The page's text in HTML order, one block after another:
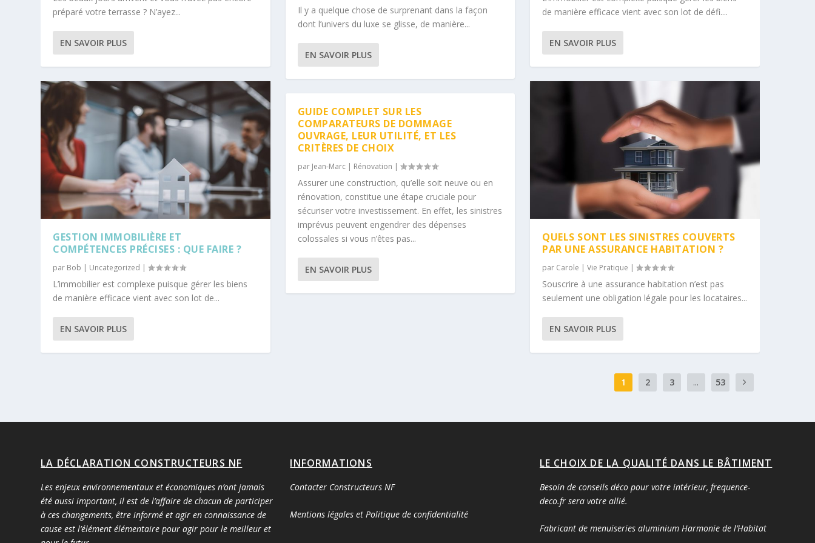
préparé votre terrasse ? N’ayez...
EN SAVOIR PLUS
GESTION IMMOBILIÈRE ET
COMPÉTENCES PRÉCISES : QUE FAIRE ?
par Bob | Uncategorized |
L’immobilier est complexe puisque gérer les biens
de manière efficace vient avec son lot de...
EN SAVOIR PLUS
Il y a quelque chose de surprenant dans la façon
dont l’univers du luxe se glisse, de manière...
EN SAVOIR PLUS
GUIDE COMPLET SUR LES
COMPARATEURS DE DOMMAGE
OUVRAGE, LEUR UTILITÉ, ET LES
CRITÈRES DE CHOIX
par Jean-Marc| Rénovation |
Assurer une construction, qu’elle soit neuve ou en
rénovation, constitue une étape cruciale pour
sécuriser votre investissement. En effet, les sinistres
imprévus peuvent engendrer des dépenses
colossales si vous n’êtes pas...
EN SAVOIR PLUS
de manière efficace vient avec son lot de défi....
EN SAVOIR PLUS
QUELS SONT LES SINISTRES COUVERTS
PAR UNE ASSURANCE HABITATION ?
par Carole |Vie Pratique |
Souscrire à une assurance habitation n’est pas
seulement une obligation légale pour les locataires...
EN SAVOIR PLUS
1 2 3 ... 53
LA DÉCLARATION CONSTRUCTEURS NF
Les enjeux environnementaux et économiques n’ont jamais
été aussi important, il est de l’affaire de chacun de participer
à ces changements, être informé et agir en connaissance de
cause est l’élément élémentaire pour agir pour le meilleur et
INFORMATIONS
Contacter Constructeurs NF
Mentions légales et Politique de confidentialité
LE CHOIX DE LA QUALITÉ DANS LE BÂTIMENT
Besoin de conseils déco pour votre intérieur, frequence-
deco.frsera votre allié.
Fabricant de menuiseries aluminium Harmonie de l’Habitat